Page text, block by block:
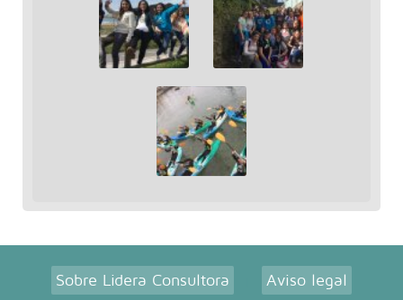
Sobre Lidera Consultora Aviso legal